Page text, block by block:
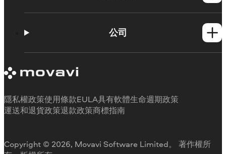
學習平台
取消訂閱
退款
公司
客戶評價
為何要選擇我們
工作用
Copyright © 2026, Movavi Software Limited。 著作權所
隱私權政策使用條款EULA具有軟體生命週期政策
運送和退貨政策退款政策商標指南